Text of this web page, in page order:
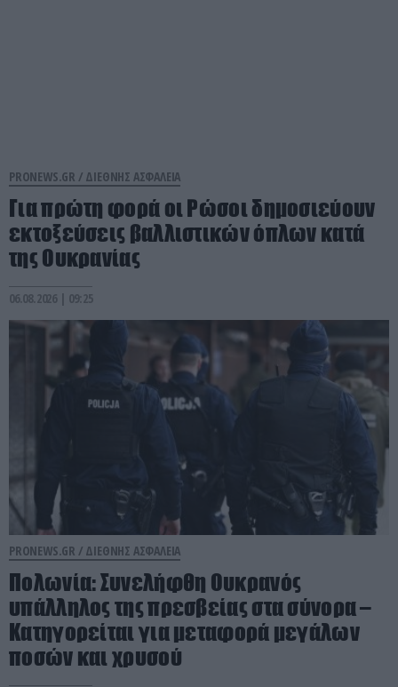
PRONEWS.GR / ΔΙΕΘΝΗΣ ΑΣΦΑΛΕΙΑ
Για πρώτη φορά οι Ρώσοι δημοσιεύουν
εκτοξεύσεις βαλλιστικών όπλων κατά
της Ουκρανίας
06.08.2026 | 09:25
PRONEWS.GR / ΔΙΕΘΝΗΣ ΑΣΦΑΛΕΙΑ
Πολωνία: Συνελήφθη Ουκρανός
υπάλληλος της πρεσβείας στα σύνορα –
Κατηγορείται για μεταφορά μεγάλων
ποσών και χρυσού